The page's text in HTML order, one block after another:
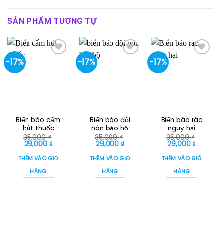
SẢN PHẨM TƯƠNG TỰ
-17%
Biển báo cấm
hút thuốc
35,000₫
Giá
gốc
là:
35,000 ₫.
29,000 ₫Giá
tại
là:
THÊM VÀO GIỎ
HÀNG
-17%
Biển báo đội
nón bảo hộ
35,000₫
Giá
gốc
là:
35,000 ₫.
29,000 ₫Giá
tại
là:
THÊM VÀO GIỎ
HÀNG
-17%
Biển báo rác
nguy hại
35,000₫
Giá
gốc
là:
35,000 ₫.
29,000 ₫Giá
tại
là:
THÊM VÀO GIỎ
HÀNG